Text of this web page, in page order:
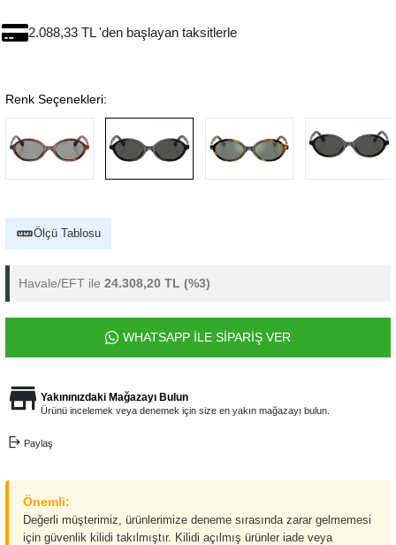
2.088,33 TL 'den başlayan taksitlerle
Renk Seçenekleri:
Ölçü Tablosu
Havale/EFT ile 24.308,20 TL (%3)
WHATSAPP İLE SİPARİŞ VER
Yakınınızdaki Mağazayı Bulun
Ürünü incelemek veya denemek için size en yakın mağazayı bulun.
Paylaş
Önemli:
Değerli müşterimiz, ürünlerimize deneme sırasında zarar gelmemesi
için güvenlik kilidi takılmıştır. Kilidi açılmış ürünler iade veya